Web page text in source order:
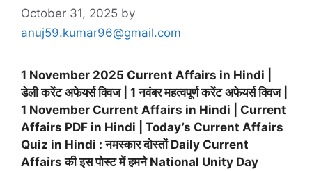
October 31, 2025 by
anuj59.kumar96@gmail.com
1 November 2025 Current Affairs in Hindi |
डेली करेंट अफेयर्स क्विज | 1 नवंबर महत्वपूर्ण करेंट अफेयर्स क्विज |
1 November Current Affairs in Hindi | Current
Affairs PDF in Hindi | Today’s Current Affairs
Quiz in Hindi : नमस्कार दोस्तों Daily Current
Affairs की इस पोस्ट में हमने National Unity Day